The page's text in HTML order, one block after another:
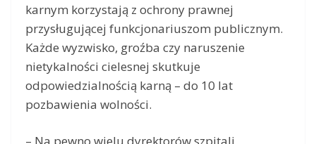
karnym korzystają z ochrony prawnej
przysługującej funkcjonariuszom publicznym.
Każde wyzwisko, groźba czy naruszenie
nietykalności cielesnej skutkuje
odpowiedzialnością karną – do 10 lat
pozbawienia wolności.